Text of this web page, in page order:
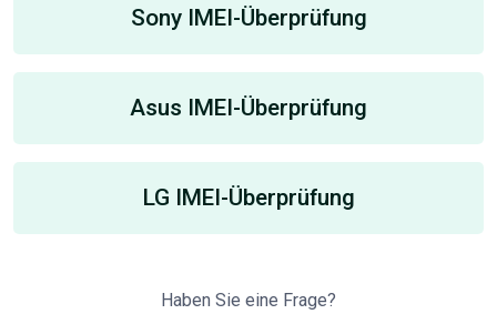
Sony IMEI-Überprüfung
Asus IMEI-Überprüfung
LG IMEI-Überprüfung
Haben Sie eine Frage?